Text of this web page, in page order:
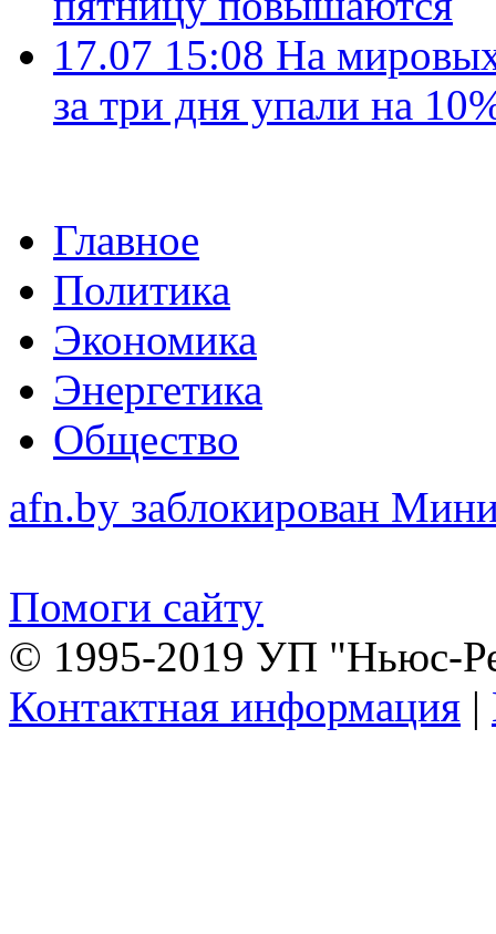
17.07 15:08 На
за три дня упали на
Главное
Политика
Экономика
Энергетика
Общество
afn.by заблокирован
Помоги сайту
© 1995-2019 УП "Ньюс-
Контактная информация |